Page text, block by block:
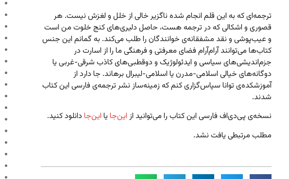
ترجمه‌ای که به این قلم انجام شده ناگزیر خالی از خلل و لغزش نیست. هر
قصوری و اشکالی که در ترجمه هست، حاصل دلیری‌های کنج خلوت من است
و عیب‌پوشی و نقد مشفقانه‌ی خوانندگان را طلب می‌کند. به گمانم این جنس
کتاب‌ها می‌توانند آرام‌آرام فضای معرفتی و فرهنگی ما را از اسارت در
جزم‌اندیشی‌های سیاسی و ایدئولوژیک و دوقطبی‌های کاذب شرقی-غربی یا
دوگانه‌های خیالی اسلامی-مدرن یا اسلامی-لیبرال برهاند. جا دارد از
آموزشکده‌ی توانا سپاس‌گزاری کنم که زمینه‌ساز نشر ترجمه‌ی فارسی این کتاب
شدند.
نسخه‌ی پی‌دی‌اف فارسی این کتاب را می‌توانید از این‌جا یا این‌جا دانلود کنید.
مطلب مرتبطی یافت نشد.